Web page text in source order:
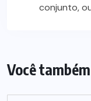
conjunto,
Você